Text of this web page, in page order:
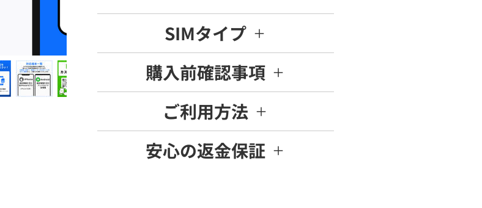
SIMタイプ
購入前確認事項
ご利用方法
安心の返金保証